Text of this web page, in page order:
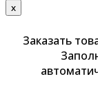
х
Заказать